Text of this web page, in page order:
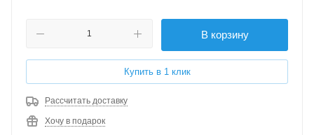
В корзину
Купить в 1 клик
Рассчитать доставку
Хочу в подарок